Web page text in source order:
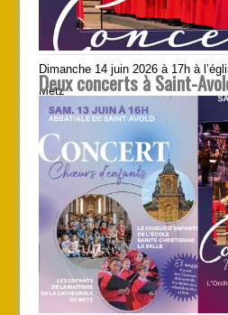
Dimanche 14 juin 2026 à 17h à
Metz
Deux concerts à Saint-